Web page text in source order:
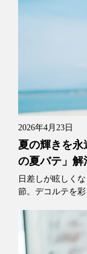
2026年4月23日
夏の輝きを
の夏バテ」解
日差しが眩しく
節。デコルテを